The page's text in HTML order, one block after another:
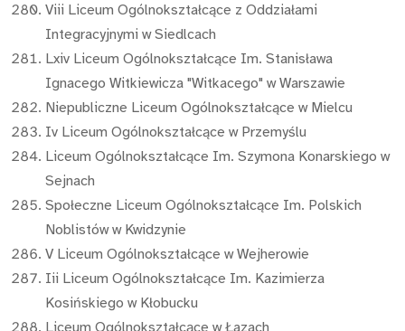
Viii Liceum Ogólnokształcące z Oddziałami
Integracyjnymi w Siedlcach
Lxiv Liceum Ogólnokształcące Im. Stanisława
Ignacego Witkiewicza "Witkacego" w Warszawie
Niepubliczne Liceum Ogólnokształcące w Mielcu
Iv Liceum Ogólnokształcące w Przemyślu
Liceum Ogólnokształcące Im. Szymona Konarskiego w
Sejnach
Społeczne Liceum Ogólnokształcące Im. Polskich
Noblistów w Kwidzynie
V Liceum Ogólnokształcące w Wejherowie
Iii Liceum Ogólnokształcące Im. Kazimierza
Kosińskiego w Kłobucku